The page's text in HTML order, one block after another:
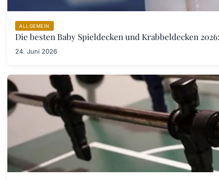
ALLGEMEIN
Die besten Baby Spieldecken und Krabbeldecken
24. Juni 2026